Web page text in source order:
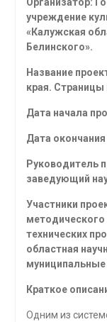
Организатор:
учреждение
«Калужская
Белинского».
Название
края. Страницы
Дата начала
Дата
Руководитель
заведующий
Участники
методического
технических
областная
Краткое
Одним из